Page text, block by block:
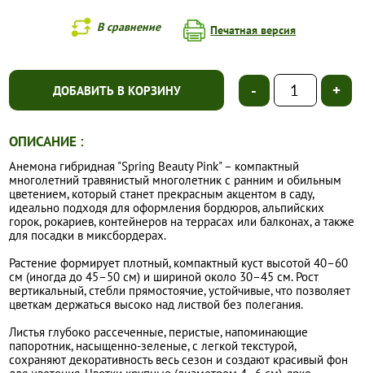
В сравнение Печатная версия
ДОБАВИТЬ В КОРЗИНУ - +
ОПИСАНИЕ :
Анемона гибридная "Spring Beauty Pink" – компактный
многолетний травянистый многолетник с ранним и обильным
цветением, который станет прекрасным акцентом в саду,
идеально подходя для оформления бордюров, альпийских
горок, рокариев, контейнеров на террасах или балконах, а также
для посадки в миксбордерах.
Растение формирует плотный, компактный куст высотой 40–60
см (иногда до 45–50 см) и шириной около 30–45 см. Рост
вертикальный, стебли прямостоячие, устойчивые, что позволяет
цветкам держаться высоко над листвой без полегания.
Листья глубоко рассеченные, перистые, напоминающие
папоротник, насыщенно-зеленые, с легкой текстурой,
сохраняют декоративность весь сезон и создают красивый фон